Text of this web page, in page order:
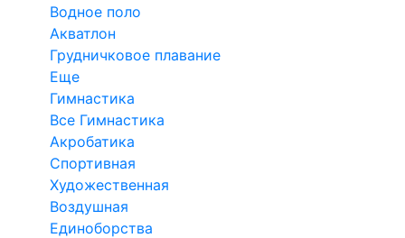
Водное поло
Акватлон
Грудничковое плавание
Еще
Гимнастика
Все Гимнастика
Акробатика
Спортивная
Художественная
Воздушная
Единоборства